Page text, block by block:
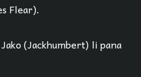
Flear).
(Jackhumbert) li pana